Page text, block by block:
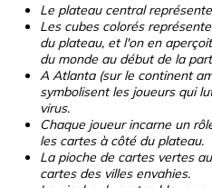
Le plateau central
Les cubes colorés
du plateau, et l'on en
du monde au début de la
A Atlanta (sur le continent
symbolisent les joueurs qui
virus.
Chaque joueur incarne un
les cartes à côté du plateau.
La pioche de cartes vertes
cartes des villes envahies.